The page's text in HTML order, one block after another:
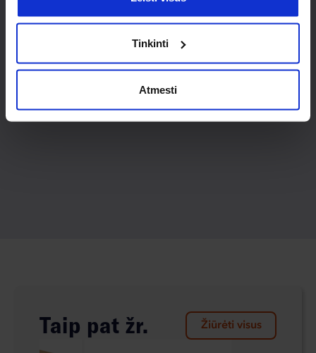
Tinkinti
Atmesti
Taip pat žr. Žiūrėti visus